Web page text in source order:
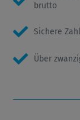
brutto
Sichere
Über